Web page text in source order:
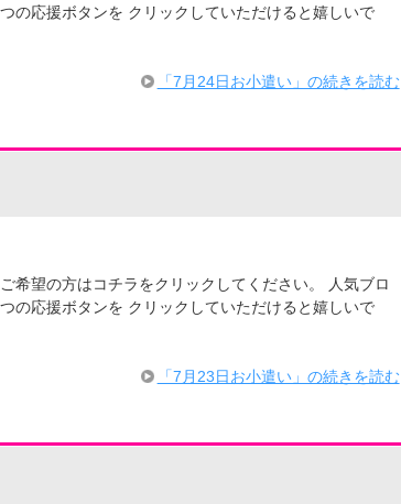
の応援ボタンを クリックしていただけると嬉しいで
「7月24日お小遣い」の続きを読む
希望の方はコチラをクリックしてください。 人気ブロ
の応援ボタンを クリックしていただけると嬉しいで
「7月23日お小遣い」の続きを読む